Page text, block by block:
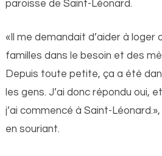
paroisse de Saint-Léonard.
«Il me demandait d’aider à loger
familles dans le besoin et des
Depuis toute petite, ça a été
les gens. J’ai donc répondu oui,
j’ai commencé à Saint-
en souriant.